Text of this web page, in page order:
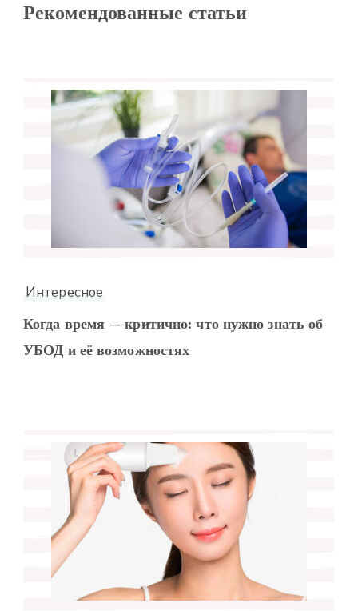
Рекомендованные статьи
Интересное
Когда время — критично: что нужно знать об
УБОД и её возможностях